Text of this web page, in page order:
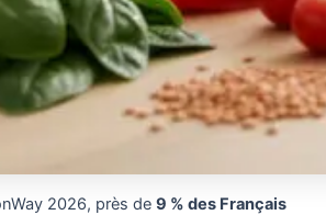
2026, près de 9 % des Français